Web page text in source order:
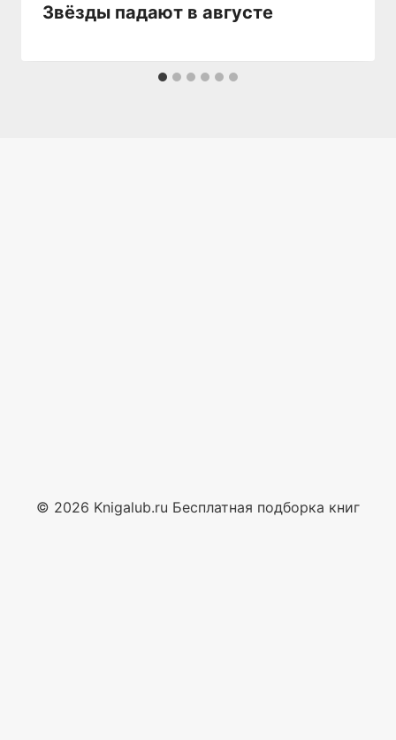
Звёзды падают в августе
© 2026 Knigalub.ru Бесплатная подборка книг